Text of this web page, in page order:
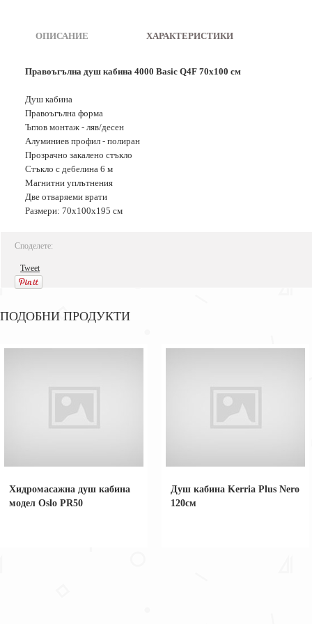
ОПИСАНИЕ ХАРАКТЕРИСТИКИ
Правоъгълна душ кабина 4000 Basic Q4F 70x100 см
Душ кабина
Правоъгълна форма
Ъглов монтаж - ляв/десен
Алуминиев профил - полиран
Прозрачно закалено стъкло
Стъкло с дебелина 6 м
Магнитни уплътнения
Две отваряеми врати
Размери: 70x100x195 см
Споделете:
Tweet
ПОДОБНИ ПРОДУКТИ
Хидромасажна душ кабина
модел Oslo PR50
Душ кабина Kerria Plus Nero
120см